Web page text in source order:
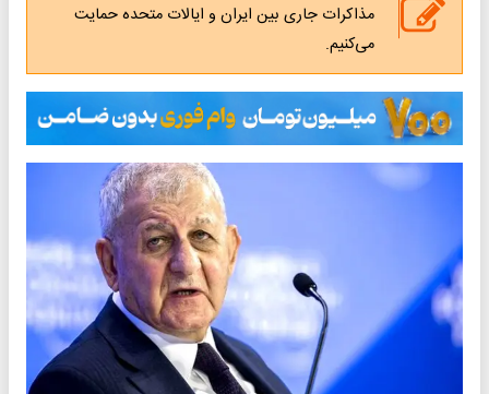
مذاکرات جاری بین ایران و ایالات متحده حمایت
می‌کنیم.